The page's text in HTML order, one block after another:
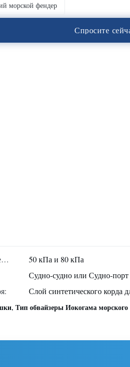
морской фендер
Спросите сейч
50 кПа и 80 кПа
Судно-судно или Судно-порт
Слой синтетического корда
, Тип обвайзеры Иокогама морского